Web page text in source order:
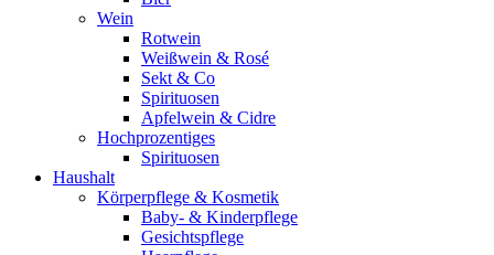
Wein
Rotwein
Weißwein & Rosé
Sekt & Co
Spirituosen
Apfelwein & Cidre
Hochprozentiges
Spirituosen
Haushalt
Körperpflege & Kosmetik
Baby- & Kinderpflege
Gesichtspflege